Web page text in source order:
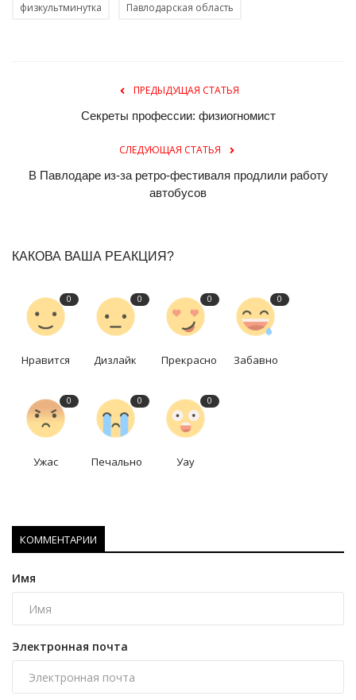
физкультминутка Павлодарская область
ПРЕДЫДУЩАЯ СТАТЬЯ
Секреты профессии: физиогномист
СЛЕДУЮЩАЯ СТАТЬЯ
В Павлодаре из-за ретро-фестиваля продлили работу
автобусов
КАКОВА ВАША РЕАКЦИЯ?
0
Нравится
0
Дизлайк
0
Прекрасно
0
Забавно
0
Ужас
0
Печально
0
Уау
КОММЕНТАРИИ
Имя
Электронная почта